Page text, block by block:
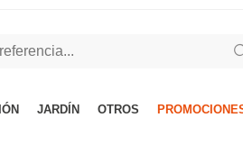
JARDÍN OTROS